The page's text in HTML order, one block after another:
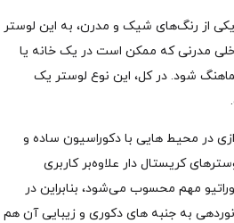
از رنگ‌های شیک و مدرن، به این لوستر
مدرنی که ممکن است در یک خانه یا
شود. در کل، این نوع لوستر یک
در محیط هایی با دکوراسیون ساده و
کریستال دار علاوه‌بر کاربری
مهم محسوب می‌شود، بنابراین در
نوردهی به جنبه های دکوری و زیبایی آن هم